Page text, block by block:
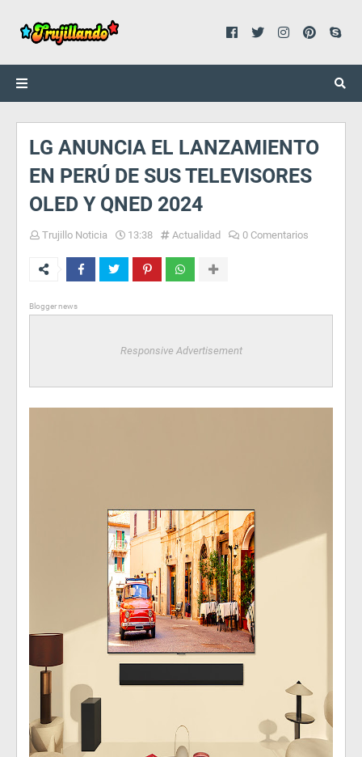
LG ANUNCIA EL LANZAMIENTO
EN PERÚ DE SUS TELEVISORES
OLED Y QNED 2024
Trujillo Noticia 13:38 Actualidad 0 Comentarios
Blogger news
Responsive Advertisement